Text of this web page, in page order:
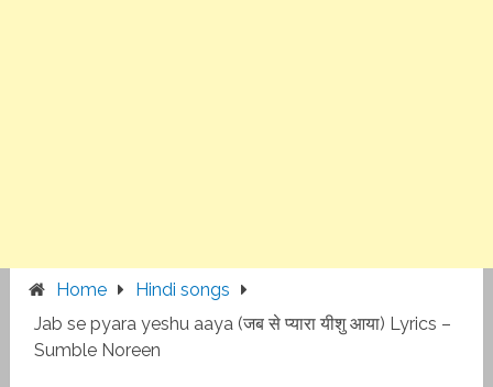
Home
Hindi songs
Jab se pyara yeshu aaya (जब से प्यारा यीशु आया) Lyrics –
Sumble Noreen